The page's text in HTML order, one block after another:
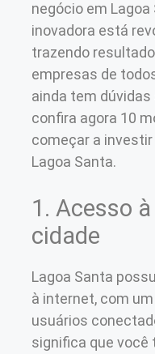
negócio em
inovadora está
trazendo
empresas de
ainda tem
confira agora 10
começar a
Lagoa Santa.
1. Acesso
cidade
Lagoa Santa
à internet, com
usuários
significa que você